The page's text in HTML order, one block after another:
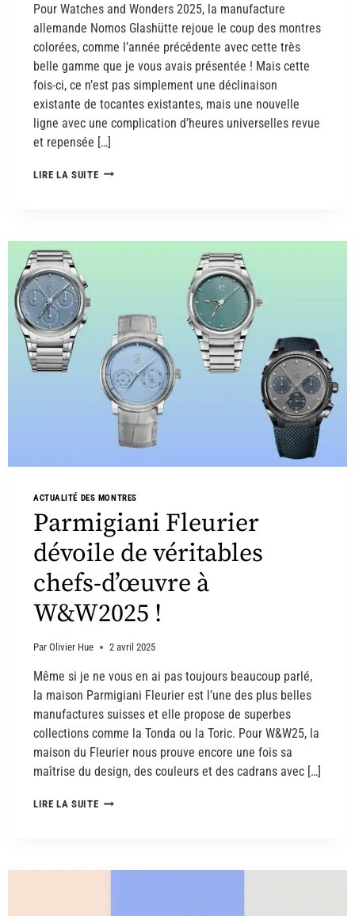
Pour Watches and Wonders 2025, la manufacture
allemande Nomos Glashütte rejoue le coup des montres
colorées, comme l’année précédente avec cette très
belle gamme que je vous avais présentée ! Mais cette
fois-ci, ce n’est pas simplement une déclinaison
existante de tocantes existantes, mais une nouvelle
ligne avec une complication d’heures universelles revue
et repensée […]
LIRE LA SUITE
ACTUALITÉ DES MONTRES
Parmigiani Fleurier
dévoile de véritables
chefs-d’œuvre à
W&W2025 !
Par Olivier Hue 2 avril 2025
Même si je ne vous en ai pas toujours beaucoup parlé,
la maison Parmigiani Fleurier est l’une des plus belles
manufactures suisses et elle propose de superbes
collections comme la Tonda ou la Toric. Pour W&W25, la
maison du Fleurier nous prouve encore une fois sa
maîtrise du design, des couleurs et des cadrans avec […]
LIRE LA SUITE